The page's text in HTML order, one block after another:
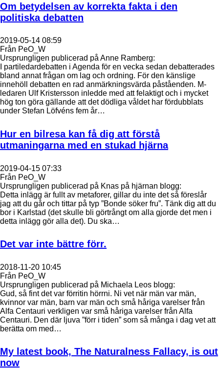
Om betydelsen av korrekta fakta i den
politiska debatten
2019-05-14 08:59
Från PeO_W
Ursprungligen publicerad på Anne Ramberg:
I partiledardebatten i Agenda för en vecka sedan debatterades
bland annat frågan om lag och ordning. För den känslige
innehöll debatten en rad anmärkningsvärda påståenden. M-
ledaren Ulf Kristersson inledde med att felaktigt och i mycket
hög ton göra gällande att det dödliga våldet har fördubblats
under Stefan Löfvéns fem år…
Hur en bilresa kan få dig att förstå
utmaningarna med en stukad hjärna
2019-04-15 07:33
Från PeO_W
Ursprungligen publicerad på Knas på hjärnan blogg:
Detta inlägg är fullt av metaforer, gillar du inte det så föreslår
jag att du går och tittar på typ ”Bonde söker fru”. Tänk dig att du
bor i Karlstad (det skulle bli görtrångt om alla gjorde det men i
detta inlägg gör alla det). Du ska…
Det var inte bättre förr.
2018-11-20 10:45
Från PeO_W
Ursprungligen publicerad på Michaela Leos blogg:
Gud, så fint det var förritin hörrni. Ni vet när män var män,
kvinnor var män, barn var män och små håriga varelser från
Alfa Centauri verkligen var små håriga varelser från Alfa
Centauri. Den där ljuva ”förr i tiden” som så många i dag vet att
berätta om med…
My latest book, The Naturalness Fallacy, is out
now